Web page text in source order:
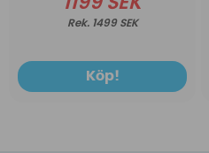
1499 SEK
Köp!